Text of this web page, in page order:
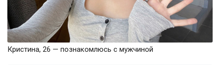
Кристина, 26 — познакомлюсь с мужчиной